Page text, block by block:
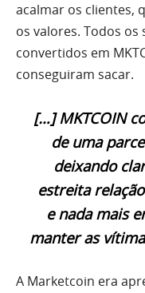
acalmar os clientes,
os valores. Todos
convertidos em
conseguiram sacar.
[…] MKTCOIN
de uma
deixando
estreita
e nada mais
manter as
A Marketcoin era